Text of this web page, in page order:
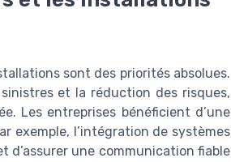
sont des priorités absolues.
et la réduction des risques,
Les entreprises bénéficient d’une
exemple, l’intégration de systèmes
d’assurer une communication fiable